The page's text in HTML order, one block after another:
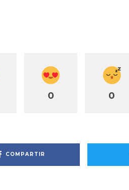
0 0
COMPARTIR